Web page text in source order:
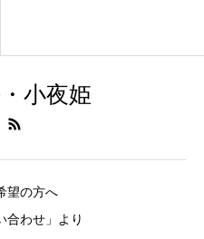
小夜姫
望の方へ
合わせ」より